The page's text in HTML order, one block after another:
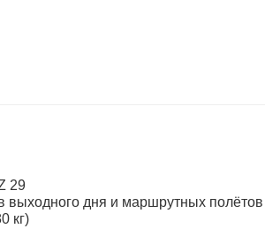
29
выходного дня и маршрутных полётов
кг)